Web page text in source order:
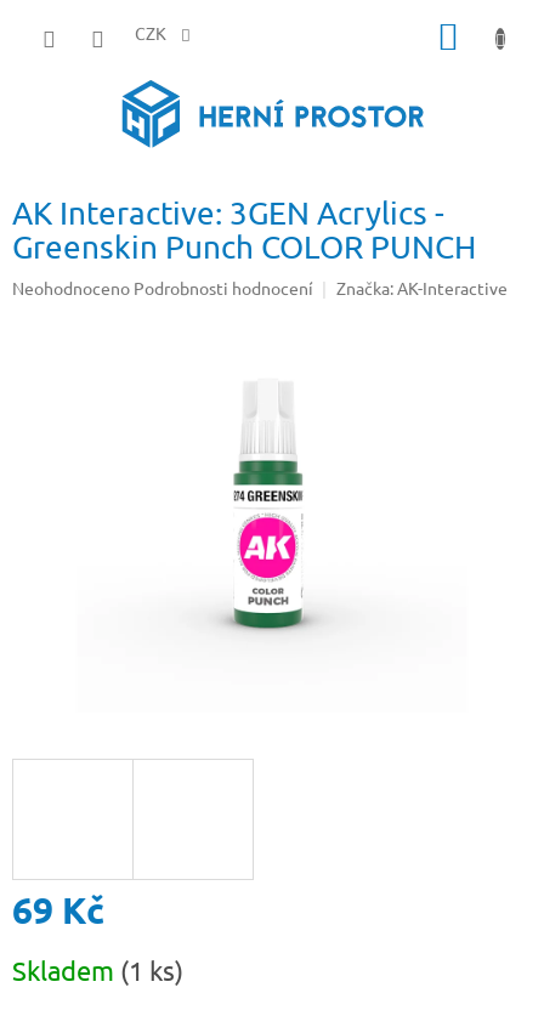
CZK
AK Interactive: 3GEN Acrylics -
Greenskin Punch COLOR PUNCH
Průměrné
Neohodnoceno Podrobnosti hodnocení Značka:AK-Interactive
69 Kč
cena:
Skladem (1 ks)